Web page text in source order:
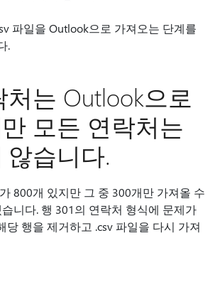
파일을 Outlook으로 가져오는 단계를
.
는 Outlook으로
모든 연락처는
습니다.
800개 있지만 그 중 300개만 가져올 수
니다. 행 301의 연락처 형식에 문제가
당 행을 제거하고 .csv 파일을 다시 가져